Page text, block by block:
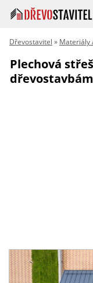
Dřevostavitel » Materiály
Plechová
dřevostavbám